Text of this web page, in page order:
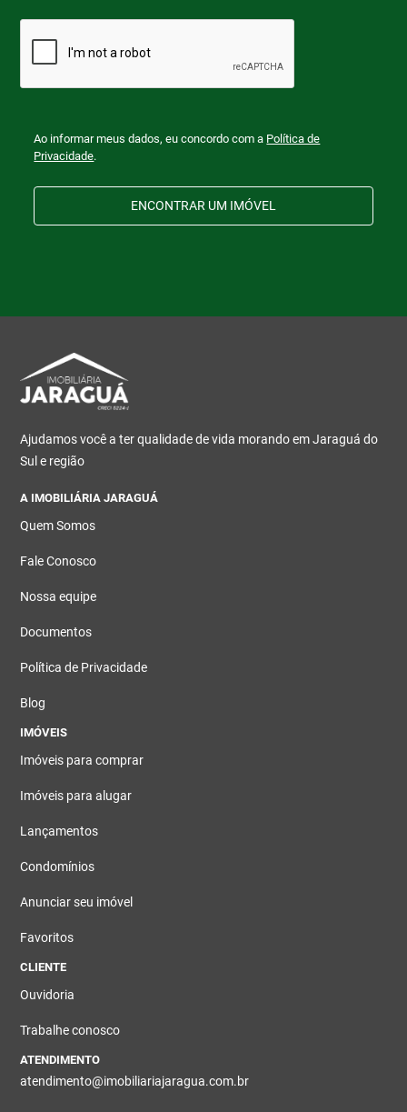
Ao informar meus dados, eu concordo com a Política de
Privacidade.
ENCONTRAR UM IMÓVEL
Ajudamos você a ter qualidade de vida morando em Jaraguá do
Sul e região
A IMOBILIÁRIA JARAGUÁ
Quem Somos
Fale Conosco
Nossa equipe
Documentos
Política de Privacidade
Blog
IMÓVEIS
Imóveis para comprar
Imóveis para alugar
Lançamentos
Condomínios
Anunciar seu imóvel
Favoritos
CLIENTE
Ouvidoria
Trabalhe conosco
ATENDIMENTO
atendimento@imobiliariajaragua.com.br